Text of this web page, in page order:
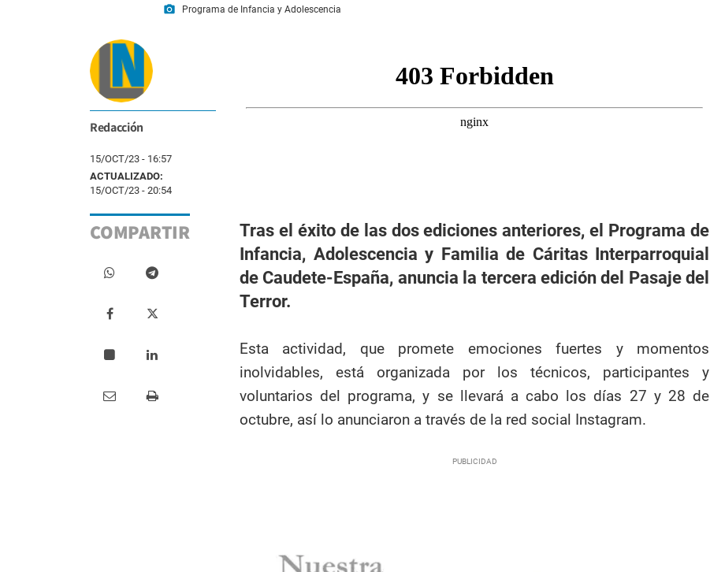
photo_camera Programa de Infancia y Adolescencia
Redacción
15/OCT/23 - 16:57
ACTUALIZADO:
15/OCT/23 - 20:54
COMPARTIR
Tras el éxito de las dos ediciones anteriores, el Programa de
Infancia, Adolescencia y Familia de Cáritas Interparroquial
de Caudete-España, anuncia la tercera edición del Pasaje del
Terror.
Esta actividad, que promete emociones fuertes y momentos
inolvidables, está organizada por los técnicos, participantes y
voluntarios del programa, y se llevará a cabo los días 27 y 28 de
octubre, así lo anunciaron a través de la red social Instagram.